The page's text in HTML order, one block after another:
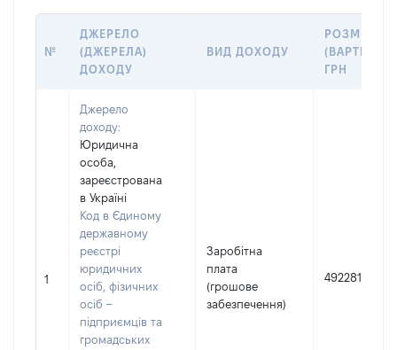
№
ДЖЕРЕЛО
(ДЖЕРЕЛА)
ДОХОДУ
ВИД ДОХОДУ
РОЗМІР
(ВАРТІСТЬ),
ГРН
1
Джерело
доходу:
Юридична
особа,
зареєстрована
в Україні
Код в Єдиному
державному
реєстрі
юридичних
осіб, фізичних
осіб –
підприємців та
громадських
Заробітна
плата
(грошове
забезпечення)
492281